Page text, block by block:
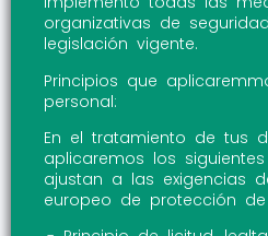
organizativas de
legislación vigente.
Principios que
personal:
En el tratamiento de tus
aplicaremos los
ajustan a las exigencias
europeo de protección